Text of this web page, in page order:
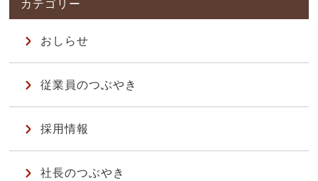
おしらせ
従業員のつぶやき
採用情報
社長のつぶやき